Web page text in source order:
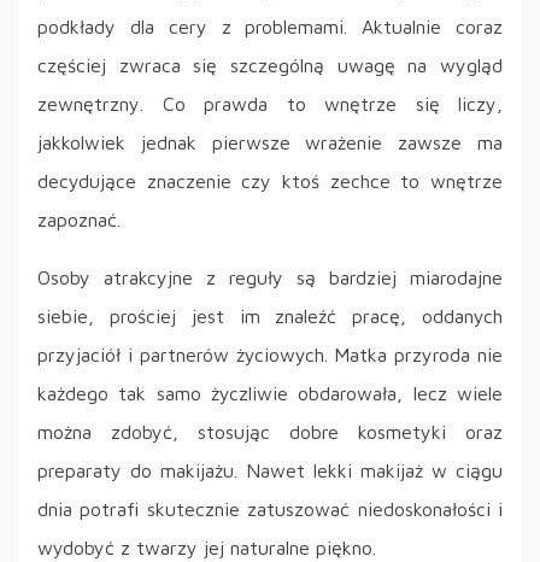
podkłady dla cery z problemami. Aktualnie coraz
częściej zwraca się szczególną uwagę na wygląd
zewnętrzny. Co prawda to wnętrze się liczy,
jakkolwiek jednak pierwsze wrażenie zawsze ma
decydujące znaczenie czy ktoś zechce to wnętrze
zapoznać.
Osoby atrakcyjne z reguły są bardziej miarodajne
siebie, prościej jest im znaleźć pracę, oddanych
przyjaciół i partnerów życiowych. Matka przyroda nie
każdego tak samo życzliwie obdarowała, lecz wiele
można zdobyć, stosując dobre kosmetyki oraz
preparaty do makijażu. Nawet lekki makijaż w ciągu
dnia potrafi skutecznie zatuszować niedoskonałości i
wydobyć z twarzy jej naturalne piękno.